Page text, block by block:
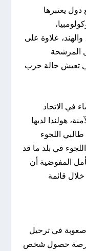
يعتبرها
علاوة على
المرشحة
تعيش حالة حرب
في الاتحاد
هولندا لديها
اللجوء
في بلد ما قد
المفوضية أن
قائمة
صعوبة في ترحيل
فرصة حصول شخص